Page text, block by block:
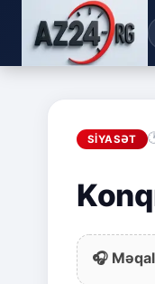
SIYASƏT
🎧